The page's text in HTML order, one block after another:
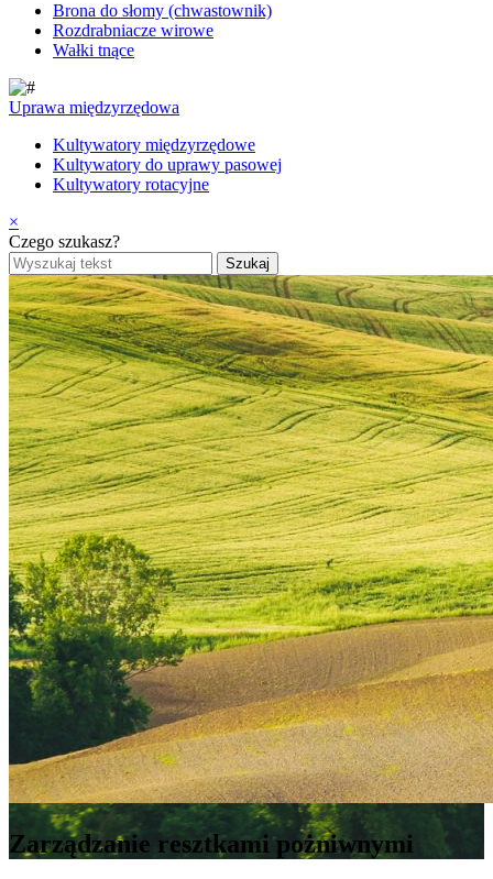
Brona do słomy (chwastownik)
Rozdrabniacze wirowe
Wałki tnące
Uprawa międzyrzędowa
Kultywatory międzyrzędowe
Kultywatory do uprawy pasowej
Kultywatory rotacyjne
×
Czego szukasz?
Zarządzanie resztkami pożniwnymi